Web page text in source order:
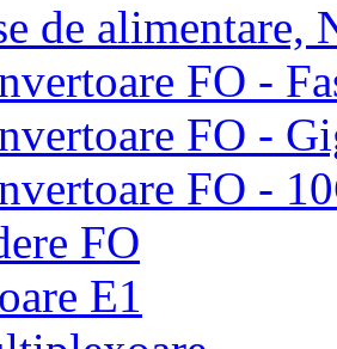
de alimentare,
FO -
FO -
FO -
FO
E1